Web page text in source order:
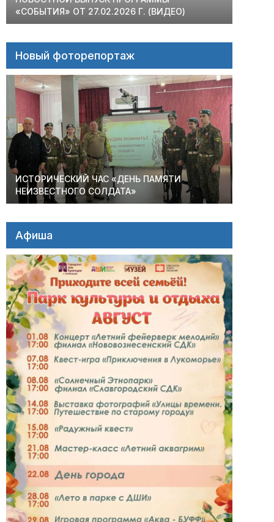
«СОБЫТИЯ» ОТ 27.02.2026 Г. (ВИДЕО)
Новый фоторепортаж
ИСТОРИЧЕСКИЙ ЧАС «ДЕНЬ ПАМЯТИ
НЕИЗВЕСТНОГО СОЛДАТА»
Афиша